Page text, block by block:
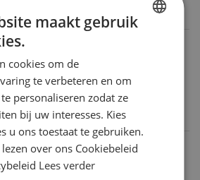
door Herbert Kalse
maakt gebruik
cookies om de
te verbeteren en om
personaliseren zodat ze
bij uw interesses. Kies
u ons toestaat te gebruiken.
over ons Cookiebeleid
Lees verder